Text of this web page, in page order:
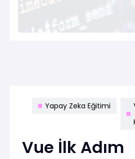
Yapay Zeka Eğitimi
Vue İlk Adım